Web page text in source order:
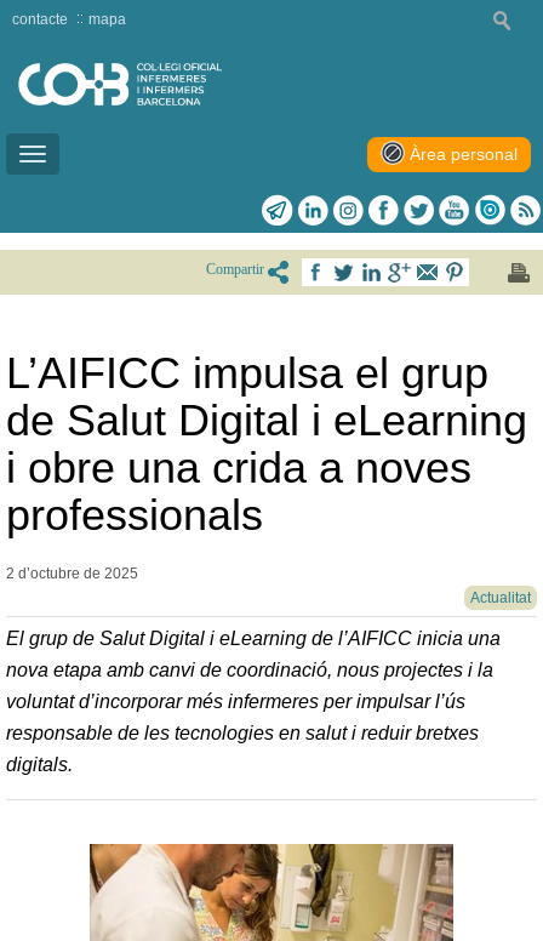
Toggle
contacte mapa
Àrea personal
Compartir
L’AIFICC impulsa el grup
de Salut Digital i eLearning
i obre una crida a noves
professionals
2 d’octubre de 2025
Actualitat
El grup de Salut Digital i eLearning de l’AIFICC inicia una
nova etapa amb canvi de coordinació, nous projectes i la
voluntat d’incorporar més infermeres per impulsar l’ús
responsable de les tecnologies en salut i reduir bretxes
digitals.